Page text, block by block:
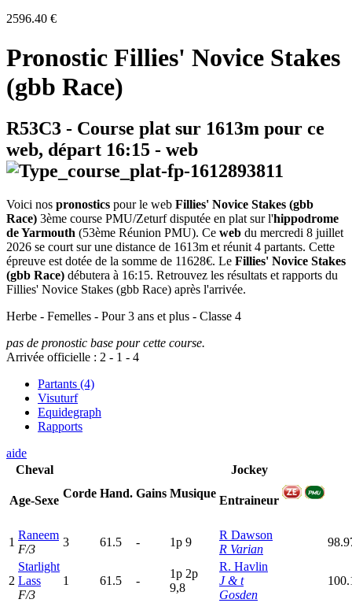
2596.40 €
Pronostic Fillies' Novice Stakes
(gbb Race)
R53C3 - Course plat sur 1613m pour ce
web, départ 16:15 - web
Voici nos pronostics pour le web Fillies' Novice Stakes (gbb
Race) 3ème course PMU/Zeturf disputée en plat sur l'hippodrome
de Yarmouth (53ème Réunion PMU). Ce web du mercredi 8 juillet
2026 se court sur une distance de 1613m et réunit 4 partants. Cette
épreuve est dotée de la somme de 11628€. Le Fillies' Novice Stakes
(gbb Race) débutera à 16:15. Retrouvez les résultats et rapports du
Fillies' Novice Stakes (gbb Race) après l'arrivée.
Herbe - Femelles - Pour 3 ans et plus - Classe 4
pas de pronostic base pour cette course.
Arrivée officielle : 2 - 1 - 4
Partants (4)
Visuturf
Equidegraph
Rapports
aide
Cheval
Age-Sexe
Corde Hand. Gains Musique
Jockey
Entraineur
1
Raneem
F/3
3 61.5 - 1p 9
R Dawson
R Varian
2
Starlight
Lass
F/3
1 61.5 -
1p 2p
9,8
R. Havlin
J & t
Gosden